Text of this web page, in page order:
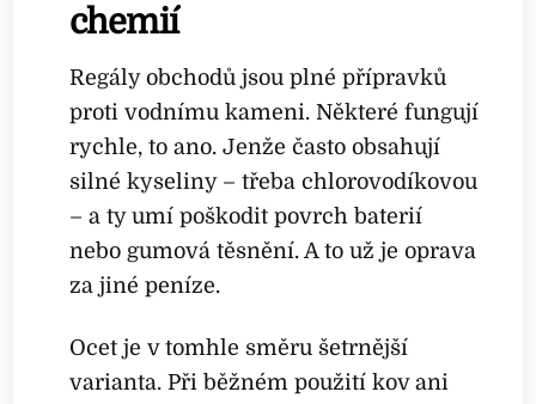
chemií
Regály obchodů jsou plné přípravků
proti vodnímu kameni. Některé fungují
rychle, to ano. Jenže často obsahují
silné kyseliny – třeba chlorovodíkovou
– a ty umí poškodit povrch baterií
nebo gumová těsnění. A to už je oprava
za jiné peníze.
Ocet je v tomhle směru šetrnější
varianta. Při běžném použití kov ani